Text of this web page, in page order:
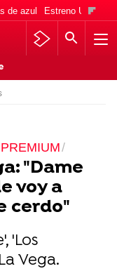
de azul Estreno Una
"Dame
voy a
cerdo"
'Los
Vega.